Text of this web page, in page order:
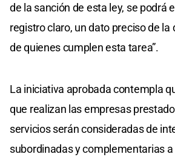
de la sanción de esta ley, se podrá
registro claro, un dato preciso de
de quienes cumplen esta tarea”.
La iniciativa aprobada contempla
que realizan las empresas
servicios serán consideradas de
subordinadas y complementarias a